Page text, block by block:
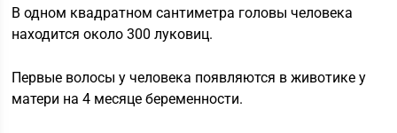
В одном квадратном сантиметра головы человека
находится около 300 луковиц.
Первые волосы у человека появляются в животике у
матери на 4 месяце беременности.